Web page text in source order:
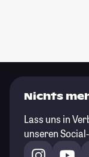
Nichts
Lass uns in
unseren